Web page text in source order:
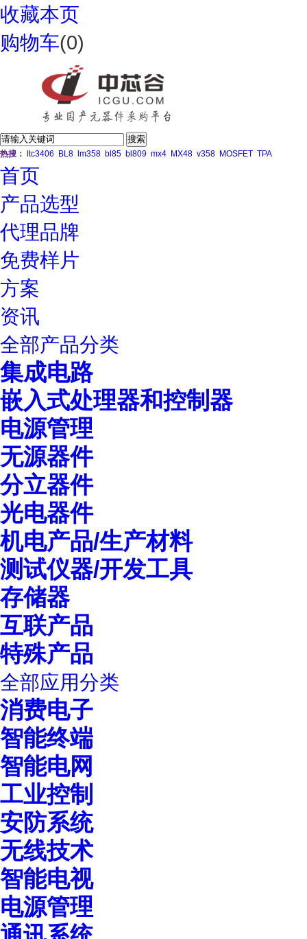
收藏本页
购物车(0)
热搜： ltc3406 BL8 lm358 bl85 bl809 mx4 MX48 v358 MOSFET TPA
首页
产品选型
代理品牌
免费样片
方案
资讯
全部产品分类
集成电路
嵌入式处理器和控制器
电源管理
无源器件
分立器件
光电器件
机电产品/生产材料
测试仪器/开发工具
存储器
互联产品
特殊产品
全部应用分类
消费电子
智能终端
智能电网
工业控制
安防系统
无线技术
智能电视
电源管理